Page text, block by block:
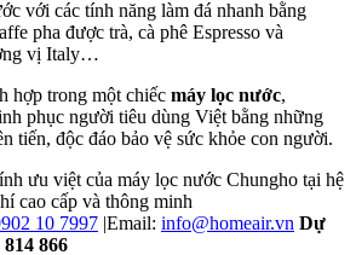
với các tính năng làm đá nhanh bằng
pha được trà, cà phê Espresso và
vị Italy…
hợp trong một chiếc máy lọc nước,
phục người tiêu dùng Việt bằng những
tiến, độc đáo bảo vệ sức khỏe con người.
ưu việt của máy lọc nước Chungho tại hệ
cao cấp và thông minh
10 7997 |Email: info@homeair.vn Dự
866